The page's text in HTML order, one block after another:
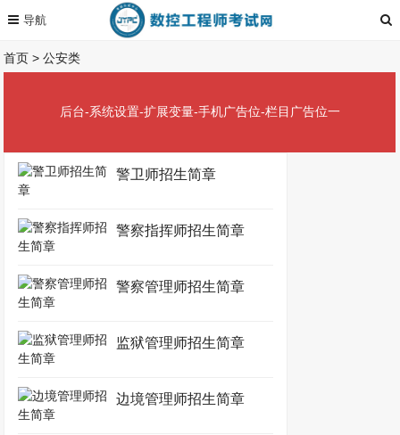
首页 >公安类
后台-系统设置-扩展变量-手机广告位-栏目广告位一
警卫师招生简章
警察指挥师招生简章
警察管理师招生简章
监狱管理师招生简章
边境管理师招生简章